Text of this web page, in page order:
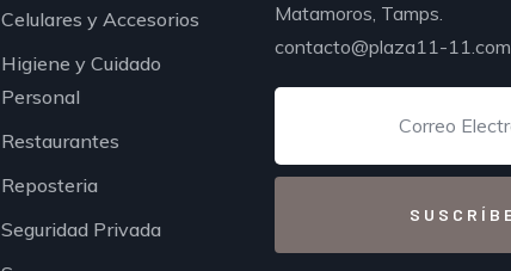
Celulares y Accesorios
Higiene y Cuidado
Personal
Restaurantes
Reposteria
Seguridad Privada
Matamoros, Tamps.
contacto@plaza11-11.com